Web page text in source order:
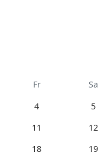
Fr Sa
4 5
11 12
18 19